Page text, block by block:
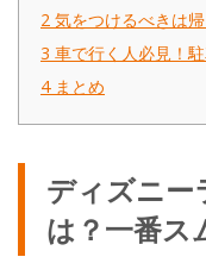
2 気をつけるべきは
3 車で行く人必見！
4 まとめ
ディズニー
は？一番ス